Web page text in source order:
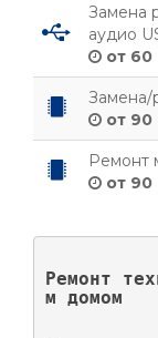
Замена
аудио
от 60
Замена/
от 90
Ремонт
от 90
Ремонт
м домом